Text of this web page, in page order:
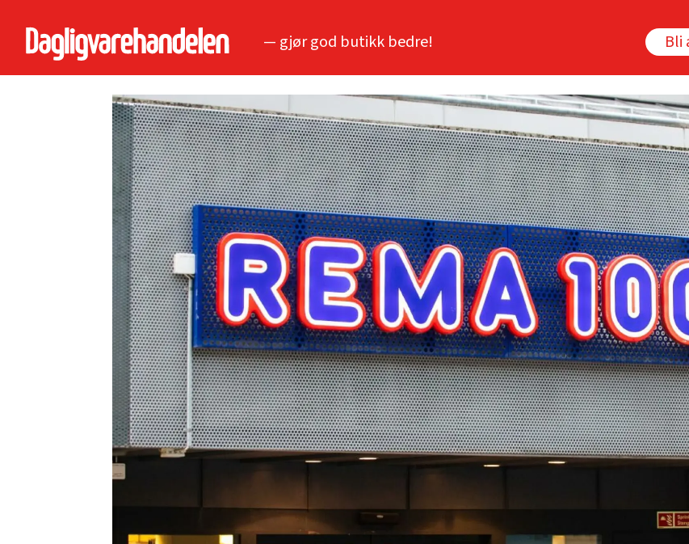
— gjør god butikk bedre! Bli